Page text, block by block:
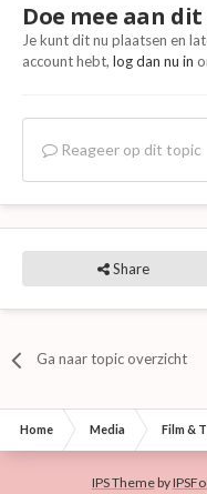
Doe mee aan
Je kunt dit nu plaatsen en
account hebt, log dan nu in
Reageer op dit topic
Share
Ga naar topic overzicht
Home Media Film &
IPS Themeby